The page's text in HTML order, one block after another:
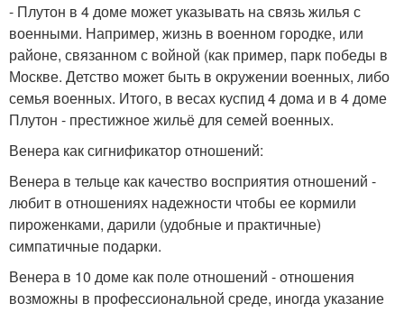
- Плутон в 4 доме может указывать на связь жилья с
военными. Например, жизнь в военном городке, или
районе, связанном с войной (как пример, парк победы в
Москве. Детство может быть в окружении военных, либо
семья военных. Итого, в весах куспид 4 дома и в 4 доме
Плутон - престижное жильё для семей военных.
Венера как сигнификатор отношений:
Венера в тельце как качество восприятия отношений -
любит в отношениях надежности чтобы ее кормили
пироженками, дарили (удобные и практичные)
симпатичные подарки.
Венера в 10 доме как поле отношений - отношения
возможны в профессиональной среде, иногда указание